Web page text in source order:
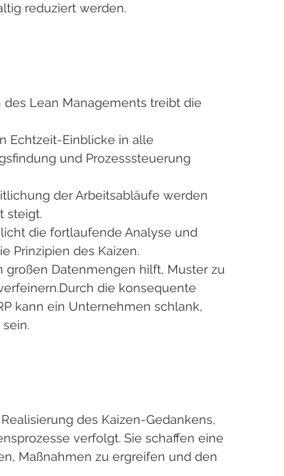
reduziert werden.
Lean Managements treibt die
Echtzeit-Einblicke in alle
und Prozesssteuerung
der Arbeitsabläufe werden
steigt.
die fortlaufende Analyse und
Prinzipien des Kaizen.
großen Datenmengen hilft, Muster zu
die konsequente
kann ein Unternehmen schlank,
des Kaizen-Gedankens,
verfolgt. Sie schaffen eine
Maßnahmen zu ergreifen und den